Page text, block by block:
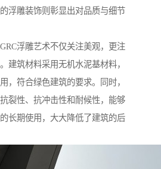
浮雕装饰则彰显出对品质与细节
浮雕艺术不仅关注美观，更注
建筑材料采用无机水泥基材料，
，符合绿色建筑的要求。同时，
裂性、抗冲击性和耐候性，能够
长期使用，大大降低了建筑的后